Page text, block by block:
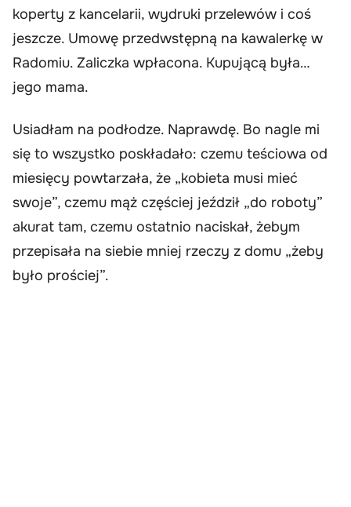
koperty z kancelarii, wydruki przelewów i coś
jeszcze. Umowę przedwstępną na kawalerkę w
Radomiu. Zaliczka wpłacona. Kupującą była…
jego mama.
Usiadłam na podłodze. Naprawdę. Bo nagle mi
się to wszystko poskładało: czemu teściowa od
miesięcy powtarzała, że „kobieta musi mieć
swoje”, czemu mąż częściej jeździł „do roboty”
akurat tam, czemu ostatnio naciskał, żebym
przepisała na siebie mniej rzeczy z domu „żeby
było prościej”.